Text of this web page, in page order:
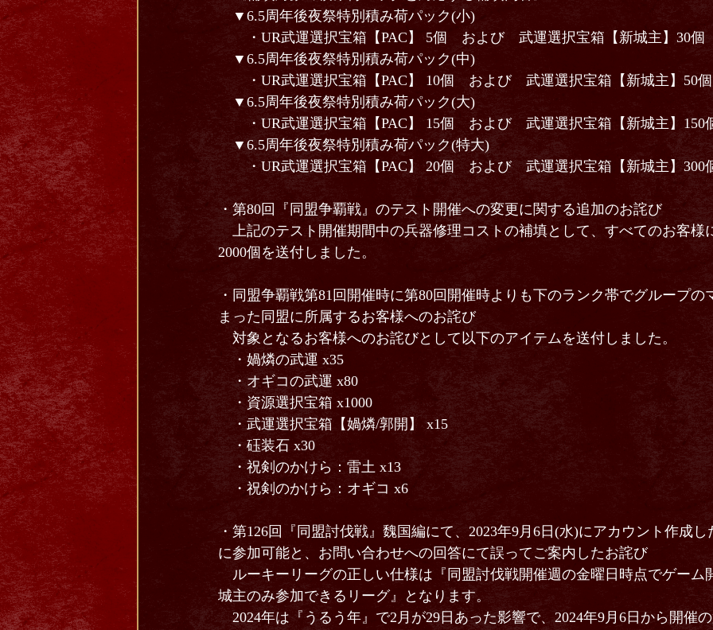
▼6.5周年後夜祭特別積み荷パック(小)
・UR武運選択宝箱【PAC】 5個 および 武運選択宝箱【新城主】30個
▼6.5周年後夜祭特別積み荷パック(中)
・UR武運選択宝箱【PAC】 10個 および 武運選択宝箱【新城主】50個
▼6.5周年後夜祭特別積み荷パック(大)
・UR武運選択宝箱【PAC】 15個 および 武運選択宝箱【新城主】150
▼6.5周年後夜祭特別積み荷パック(特大)
・UR武運選択宝箱【PAC】 20個 および 武運選択宝箱【新城主】300
・第80回『同盟争覇戦』のテスト開催への変更に関する追加のお詫び
上記のテスト開催期間中の兵器修理コストの補填として、すべてのお客様
2000個を送付しました。
・同盟争覇戦第81回開催時に第80回開催時よりも下のランク帯でグループの
まった同盟に所属するお客様へのお詫び
対象となるお客様へのお詫びとして以下のアイテムを送付しました。
・媧燐の武運 x35
・オギコの武運 x80
・資源選択宝箱 x1000
・武運選択宝箱【媧燐/郭開】 x15
・砡装石 x30
・祝剣のかけら：雷土 x13
・祝剣のかけら：オギコ x6
・第126回『同盟討伐戦』魏国編にて、2023年9月6日(水)にアカウント作成
に参加可能と、お問い合わせへの回答にて誤ってご案内したお詫び
ルーキーリーグの正しい仕様は『同盟討伐戦開催週の金曜日時点でゲーム
城主のみ参加できるリーグ』となります。
2024年は『うるう年』で2月が29日あった影響で、2024年9月6日から開催